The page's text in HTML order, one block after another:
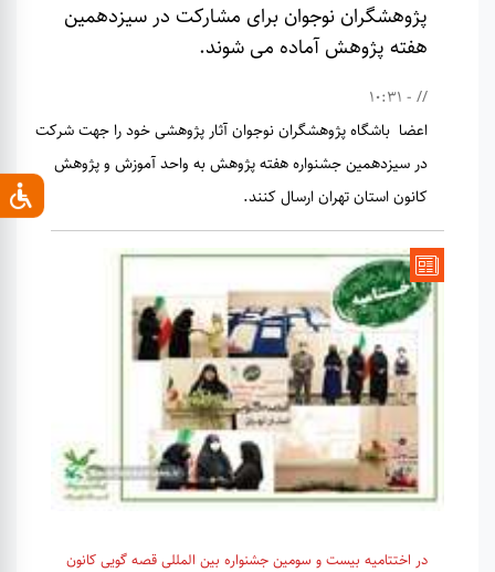
پژوهشگران نوجوان برای مشارکت در سیزدهمین
هفته پژوهش آماده می شوند.
// - 10:31
اعضا باشگاه پژوهشگران نوجوان آثار پژوهشی خود را جهت شرکت
در سیزدهمین جشنواره هفته پژوهش به واحد آموزش و پژوهش
کانون استان تهران ارسال کنند.
در اختتامیه بیست و سومین جشنواره بین المللی قصه گویی کانون